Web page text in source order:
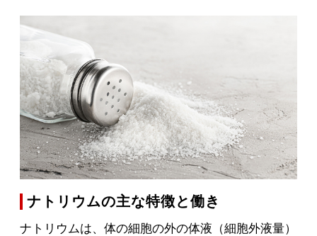
ナトリウムの主な特徴と働き
ナトリウムは、体の細胞の外の体液（細胞外液量）